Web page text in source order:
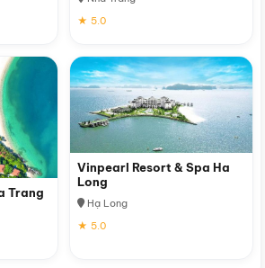
★ 5.0
Trang
Vinpearl Resort & Spa Ha
Long
Hạ Long
★ 5.0